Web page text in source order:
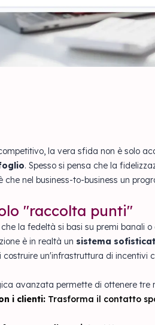
la vera sfida non è solo
. Spesso si pensa che la
che nel business-to-business un
"raccolta punti"
la fedeltà si basi su premi banali
è in realtà un sistema
un'infrastruttura di incentivi
avanzata permette di ottenere tre
i clienti: Trasforma il contatto